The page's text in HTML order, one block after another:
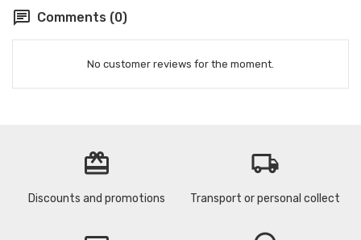
chat Comments (0)
No customer reviews for the moment.
card_giftcard
Discounts and promotions
local_shipping
Transport or personal collect